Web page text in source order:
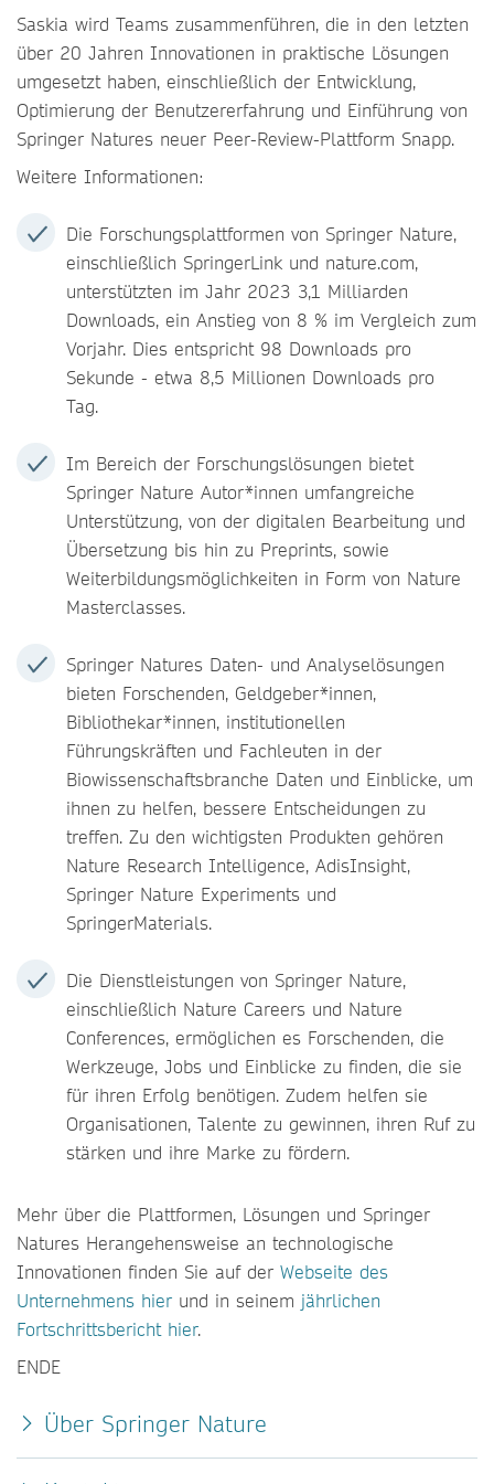
Saskia wird Teams zusammenführen, die in den letzten
über 20 Jahren Innovationen in praktische Lösungen
umgesetzt haben, einschließlich der Entwicklung,
Optimierung der Benutzererfahrung und Einführung von
Springer Natures neuer Peer-Review-Plattform Snapp.
Weitere Informationen:
Die Forschungsplattformen von Springer Nature,
einschließlich SpringerLink und nature.com,
unterstützten im Jahr 2023 3,1 Milliarden
Downloads, ein Anstieg von 8 % im Vergleich zum
Vorjahr. Dies entspricht 98 Downloads pro
Sekunde - etwa 8,5 Millionen Downloads pro
Tag.
Im Bereich der Forschungslösungen bietet
Springer Nature Autor*innen umfangreiche
Unterstützung, von der digitalen Bearbeitung und
Übersetzung bis hin zu Preprints, sowie
Weiterbildungsmöglichkeiten in Form von Nature
Masterclasses.
Springer Natures Daten- und Analyselösungen
bieten Forschenden, Geldgeber*innen,
Bibliothekar*innen, institutionellen
Führungskräften und Fachleuten in der
Biowissenschaftsbranche Daten und Einblicke, um
ihnen zu helfen, bessere Entscheidungen zu
treffen. Zu den wichtigsten Produkten gehören
Nature Research Intelligence, AdisInsight,
Springer Nature Experiments und
SpringerMaterials.
Die Dienstleistungen von Springer Nature,
einschließlich Nature Careers und Nature
Conferences, ermöglichen es Forschenden, die
Werkzeuge, Jobs und Einblicke zu finden, die sie
für ihren Erfolg benötigen. Zudem helfen sie
Organisationen, Talente zu gewinnen, ihren Ruf zu
stärken und ihre Marke zu fördern.
Mehr über die Plattformen, Lösungen und Springer
Natures Herangehensweise an technologische
Innovationen finden Sie auf der Webseite des
Unternehmens hier und in seinem jährlichen
Fortschrittsbericht hier.
ENDE
Über Springer Nature